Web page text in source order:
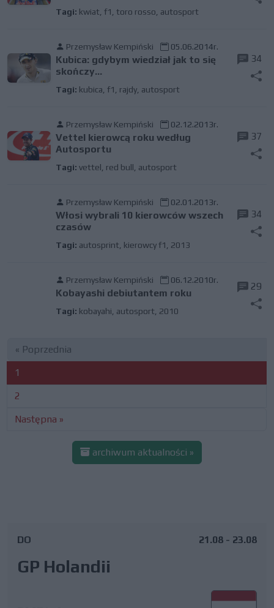
Tagi: kwiat f1 toro rosso autosport
Przemysław Kempiński 05.06.2014r.
Kubica: gdybym wiedział jak to się
skończy...
Tagi: kubica f1 rajdy, autosport
34
Przemysław Kempiński 02.12.2013r.
Vettel kierowcą roku według
Autosportu
Tagi: vettel red bull autosport
37
Przemysław Kempiński 02.01.2013r.
Włosi wybrali 10 kierowców wszech
czasów
Tagi: autosprint kierowcy f1 2013
34
Przemysław Kempiński 06.12.2010r.
Kobayashi debiutantem roku
Tagi: kobayahi autosport 2010
29
« Poprzednia
1
2
Następna »
archiwum aktualności »
DO
GP Holandii
21.08 - 23.08